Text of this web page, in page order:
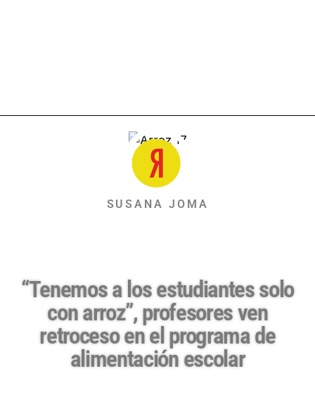
SUSANA JOMA
“Tenemos a los estudiantes solo
con arroz”, profesores ven
retroceso en el programa de
alimentación escolar